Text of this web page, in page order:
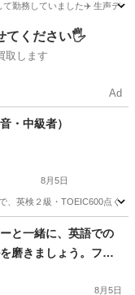
勤務していました✈️ 生声デ
てください🖐️
取します
Ad
・中級者）
8月5日
、英検２級・TOEIC600点く
と一緒に、英語での
磨きましょう。フォ
立つ会話を身につけ
8月5日